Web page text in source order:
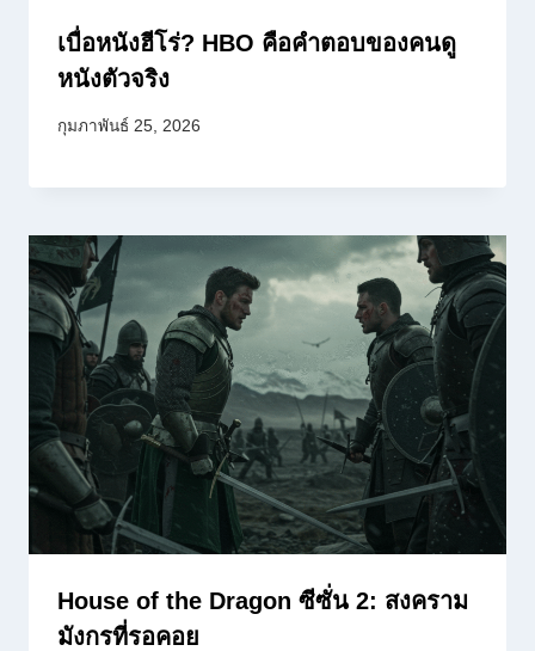
เบื่อหนังฮีโร่? HBO คือคำตอบของคนดู
หนังตัวจริง
กุมภาพันธ์ 25, 2026
House of the Dragon ซีซั่น 2: สงคราม
มังกรที่รอคอย